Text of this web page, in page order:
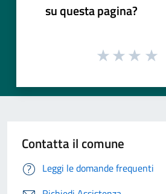
su questa pagina?
Contatta il comune
Leggi le domande frequenti